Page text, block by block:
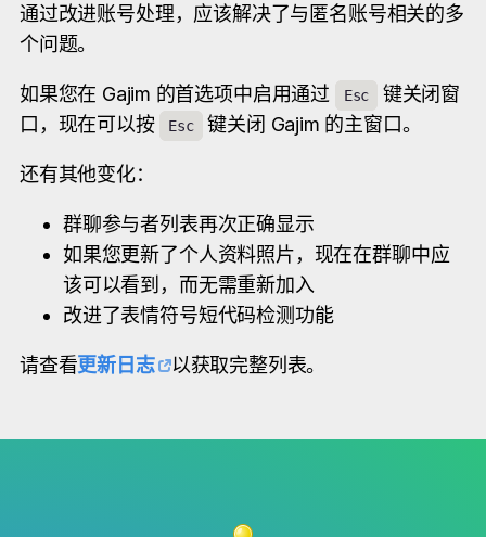
通过改进账号处理，应该解决了与匿名账号相关的多
个问题。
如果您在 Gajim 的首选项中启用通过 Esc
键关闭窗
口，现在可以按
Esc 键关闭 Gajim 的主窗口。
还有其他变化：
群聊参与者列表再次正确显示
如果您更新了个人资料照片，现在在群聊中应
该可以看到，而无需重新加入
改进了表情符号短代码检测功能
请查看更新日志 以获取完整列表。